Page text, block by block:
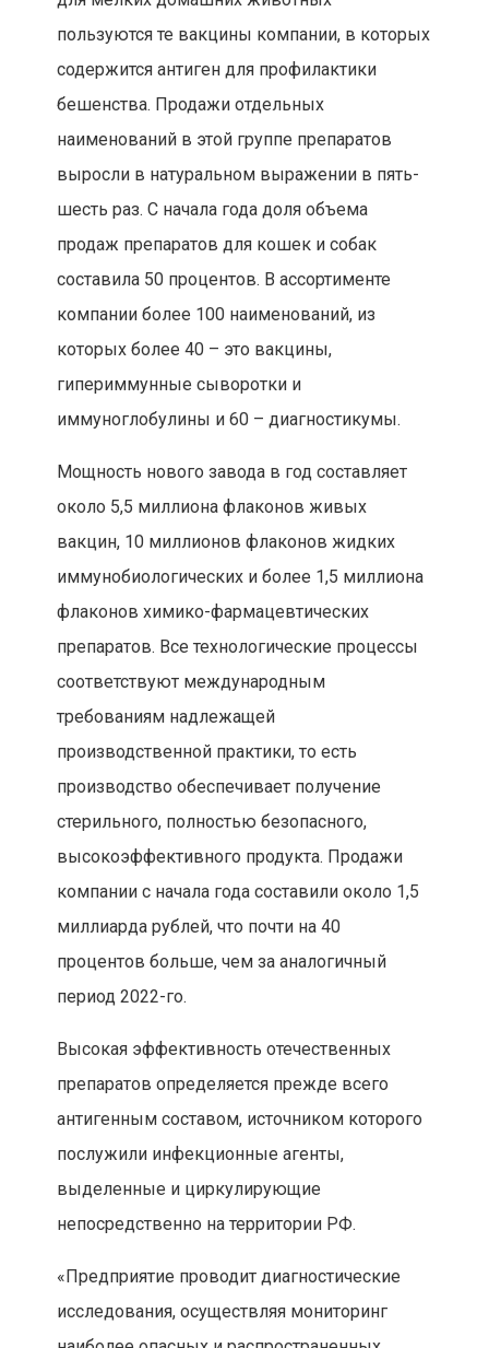
пользуются те вакцины компании, в которых
содержится антиген для профилактики
бешенства. Продажи отдельных
наименований в этой группе препаратов
выросли в натуральном выражении в пять-
шесть раз. С начала года доля объема
продаж препаратов для кошек и собак
составила 50 процентов. В ассортименте
компании более 100 наименований, из
которых более 40 – это вакцины,
гипериммунные сыворотки и
иммуноглобулины и 60 – диагностикумы.
Мощность нового завода в год составляет
около 5,5 миллиона флаконов живых
вакцин, 10 миллионов флаконов жидких
иммунобиологических и более 1,5 миллиона
флаконов химико-фармацевтических
препаратов. Все технологические процессы
соответствуют международным
требованиям надлежащей
производственной практики, то есть
производство обеспечивает получение
стерильного, полностью безопасного,
высокоэффективного продукта. Продажи
компании с начала года составили около 1,5
миллиарда рублей, что почти на 40
процентов больше, чем за аналогичный
период 2022-го. ​​​​​​​
Высокая эффективность отечественных
препаратов определяется прежде всего
антигенным составом, источником которого
послужили инфекционные агенты,
выделенные и циркулирующие
непосредственно на территории РФ.
«Предприятие проводит диагностические
исследования, осуществляя мониторинг